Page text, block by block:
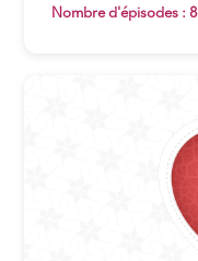
Nombre d'épisodes : 8